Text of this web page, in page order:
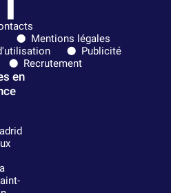
Mentions légales
Publicité
Recrutement
en